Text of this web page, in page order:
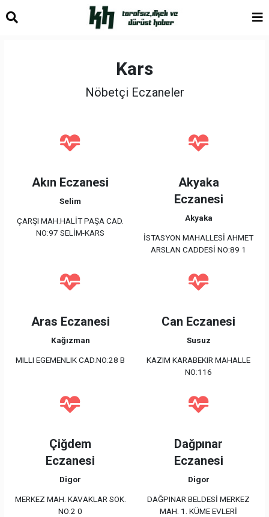
Kars
Nöbetçi Eczaneler
Akın Eczanesi
Selim
ÇARŞI MAH.HALİT PAŞA CAD.
NO:97 SELİM-KARS
Akyaka
Eczanesi
Akyaka
İSTASYON MAHALLESİ AHMET
ARSLAN CADDESİ NO:89 1
Aras Eczanesi
Kağızman
MILLI EGEMENLIK CAD.NO:28 B
Can Eczanesi
Susuz
KAZIM KARABEKIR MAHALLE
NO:116
Çiğdem
Eczanesi
Digor
MERKEZ MAH. KAVAKLAR SOK.
NO:2 0
Dağpınar
Eczanesi
Digor
DAĞPINAR BELDESİ MERKEZ
MAH. 1. KÜME EVLERİ